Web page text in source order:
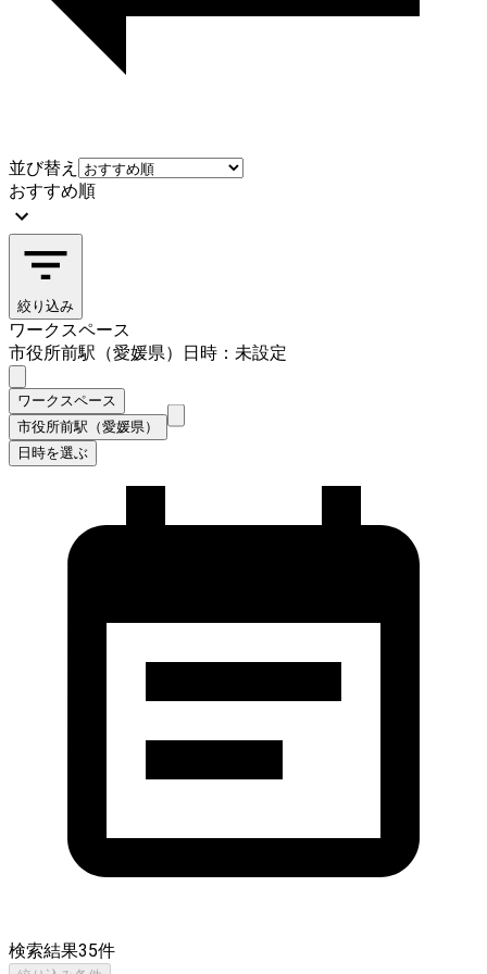
並び替え
おすすめ順
絞り込み
ワークスペース
市役所前駅（愛媛県）
日時：未設定
ワークスペース
市役所前駅（愛媛県）
日時を選ぶ
検索結果35件